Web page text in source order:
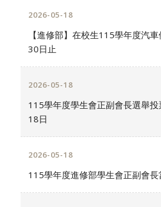
2026-05-18
【進修部】在校生115學年度汽
30日止
2026-05-18
115學年度學生會正副會長選舉
18日
2026-05-18
115學年度進修部學生會正副會